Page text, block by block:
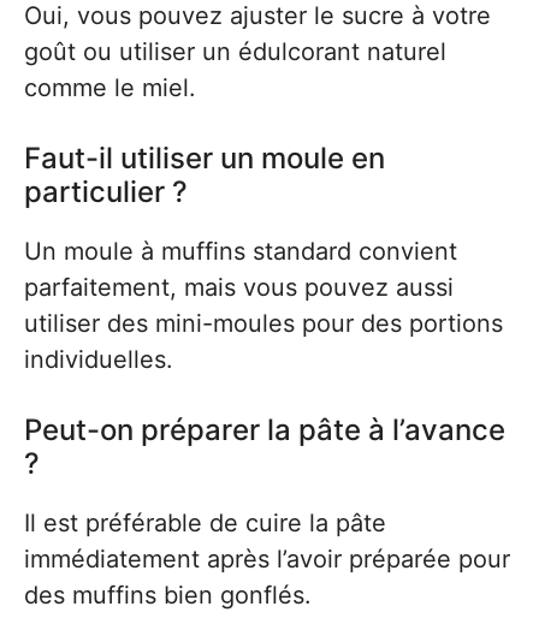
Oui, vous pouvez ajuster le sucre à votre
goût ou utiliser un édulcorant naturel
comme le miel.
Faut-il utiliser un moule en
particulier ?
Un moule à muffins standard convient
parfaitement, mais vous pouvez aussi
utiliser des mini-moules pour des portions
individuelles.
Peut-on préparer la pâte à l’avance
?
Il est préférable de cuire la pâte
immédiatement après l’avoir préparée pour
des muffins bien gonflés.